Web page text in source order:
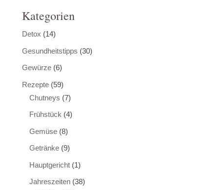
Kategorien
Detox (14)
Gesundheitstipps (30)
Gewürze(6)
Rezepte(59)
Chutneys (7)
Frühstück (4)
Gemüse(8)
Getränke(9)
Hauptgericht(1)
Jahreszeiten(38)